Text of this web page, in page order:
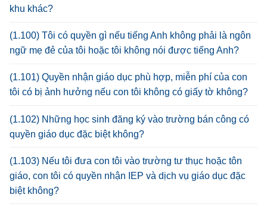
khu khác?
(1.100) Tôi có quyền gì nếu tiếng Anh không phải là ngôn
ngữ mẹ đẻ của tôi hoặc tôi không nói được tiếng Anh?
(1.101) Quyền nhận giáo dục phù hợp, miễn phí của con
tôi có bị ảnh hưởng nếu con tôi không có giấy tờ không?
(1.102) Những học sinh đăng ký vào trường bán công có
quyền giáo dục đặc biệt không?
(1.103) Nếu tôi đưa con tôi vào trường tư thục hoặc tôn
giáo, con tôi có quyền nhận IEP và dịch vụ giáo dục đặc
biệt không?